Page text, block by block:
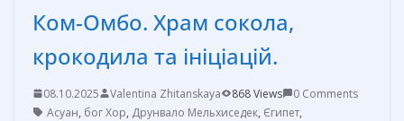
Ком-Омбо. Храм сокола,
крокодила та ініціацій.
08.10.2025 Valentina Zhitanskaya 868 Views
0 Comments
Асуан, бог Хор, Друнвало Мельхиседек, Єгипет,